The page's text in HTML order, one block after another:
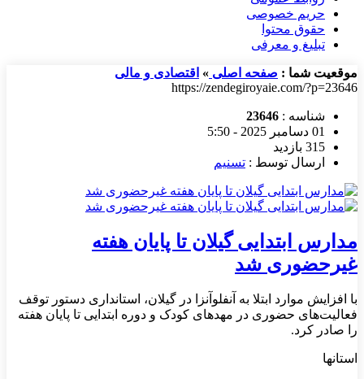
حریم خصوصی
حقوق محتوا
تبلیغ و معرفی
موقعیت شما : صفحه اصلی » اقتصادی و مالی
https://zendegiroyaie.com/?p=23646
شناسه : 23646
01 دسامبر 2025 - 5:50
315 بازدید
ارسال توسط : تسنیم
مدارس ابتدایی گیلان تا پایان هفته
غیرحضوری شد
با افزایش موارد ابتلا به آنفلوآنزا در گیلان، استانداری دستور توقف
فعالیت‌های حضوری در مهدهای کودک و دوره ابتدایی تا پایان هفته
را صادر کرد.
استانها